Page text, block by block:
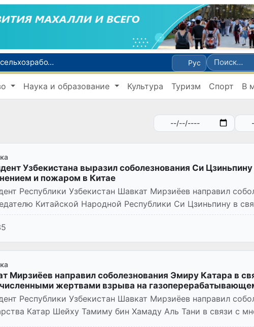
Узбекистанцы смогут трудоустроиться на сезонные сельхозработы в США по программе H-2A
В шести городах Ташкентской области модернизируют систему общественного транспорта
развития
атлетике
Рус
Наука и образование Культура Туризм Спорт В
Узбекистана выразил соболезнования Си Цзиньпину
и пожаром в Китае
Республики Узбекистан Шавкат Мирзиёев направил
Китайской Народной Республики Си Цзиньпину в
жертвами и п...
Мирзиёев направил соболезнования Эмиру Катара в
жертвами взрыва на
Республики Узбекистан Шавкат Мирзиёев направил
Катар Шейху Тамиму бин Хамаду Аль Тани в связи с